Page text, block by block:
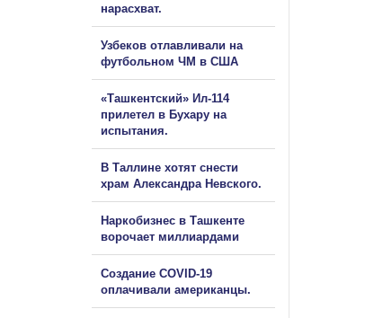
нарасхват.
Узбеков отлавливали на
футбольном ЧМ в США
«Ташкентский» Ил-114
прилетел в Бухару на
испытания.
В Таллине хотят снести
храм Александра Невского.
Наркобизнес в Ташкенте
ворочает миллиардами
Создание COVID-19
оплачивали американцы.